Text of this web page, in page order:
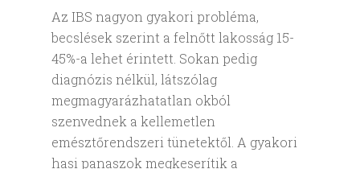
Az IBS nagyon gyakori probléma,
becslések szerint a felnőtt lakosság 15-
45%-a lehet érintett. Sokan pedig
diagnózis nélkül, látszólag
megmagyarázhatatlan okból
szenvednek a kellemetlen
emésztőrendszeri tünetektől. A gyakori
hasi panaszok megkeserítik a